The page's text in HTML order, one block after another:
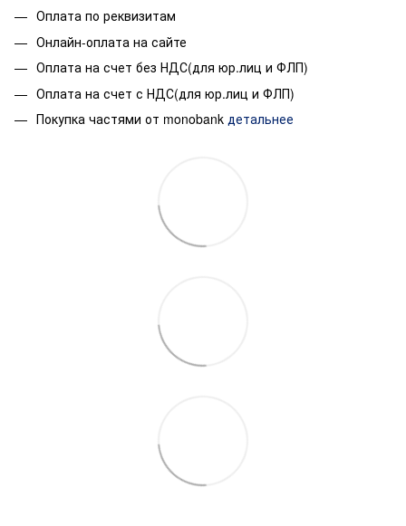
Оплата по реквизитам
Онлайн-оплата на сайте
Оплата на счет без НДС(для юр.лиц и ФЛП)
Оплата на счет с НДС(для юр.лиц и ФЛП)
Покупка частями от monobank детальнее